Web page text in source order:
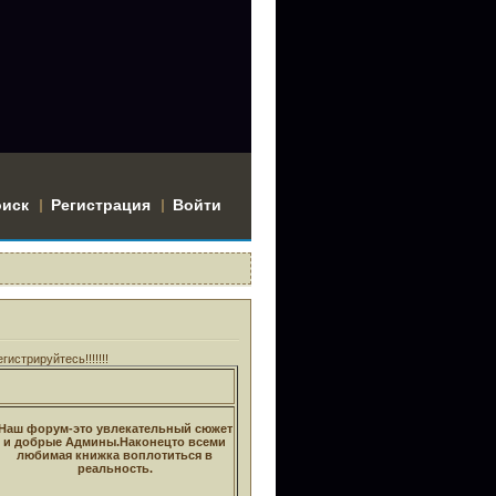
Регистрация Войти
форум-это увлекательный сюжет
и добрые Админы.Наконецто всеми
любимая книжка воплотиться в
реальность.